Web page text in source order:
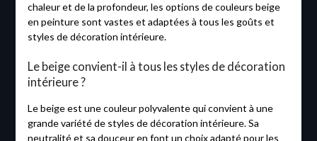
chaleur et de la profondeur, les options de couleurs beige
en peinture sont vastes et adaptées à tous les goûts et
styles de décoration intérieure.
Le beige convient-il à tous les styles de décoration
intérieure ?
Le beige est une couleur polyvalente qui convient à une
grande variété de styles de décoration intérieure. Sa
neutralité et sa douceur en font un choix adapté pour les